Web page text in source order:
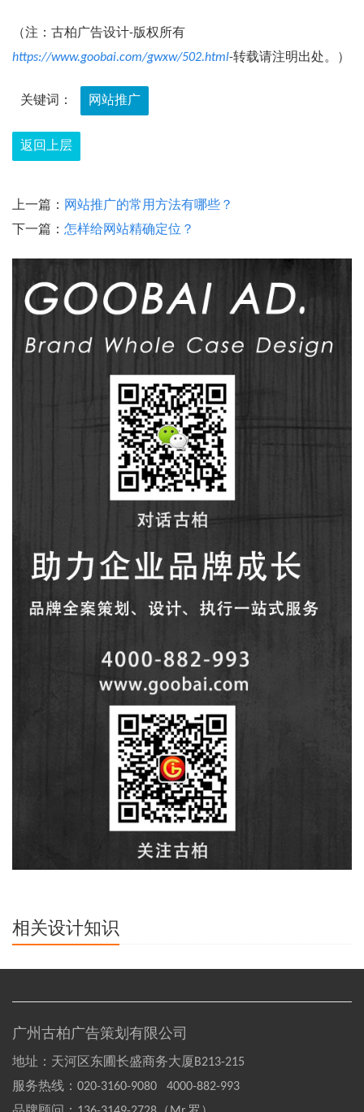
（注：古柏广告设计-版权所有
https://www.goobai.com/gwxw/502.html-转载请注明出处。）
关键词： 网站推广
返回上层
上一篇： 网站推广的常用方法有哪些？
下一篇： 怎样给网站精确定位？
相关设计知识
广州古柏广告策划有限公司
地址：天河区东圃长盛商务大厦B213-215
服务热线： 020-3160-9080 4000-882-993